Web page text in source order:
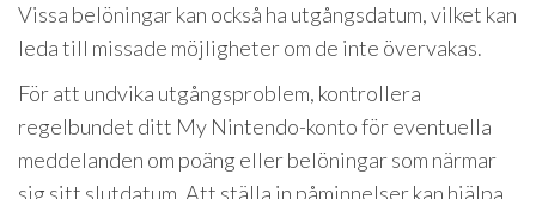
Vissa belöningar kan också ha utgångsdatum, vilket kan
leda till missade möjligheter om de inte övervakas.
För att undvika utgångsproblem, kontrollera
regelbundet ditt My Nintendo-konto för eventuella
meddelanden om poäng eller belöningar som närmar
sig sitt slutdatum. Att ställa in påminnelser kan hjälpa